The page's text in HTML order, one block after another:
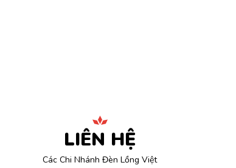
LIÊN HỆ
Các Chi Nhánh Đèn Lồng Việt